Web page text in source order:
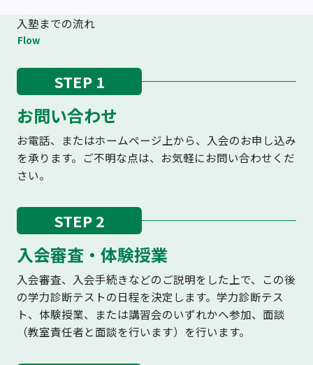
入塾までの流れ
Flow
STEP 1
お問い合わせ
お電話、またはホームページ上から、入会のお申し込み
を承ります。ご不明な点は、お気軽にお問い合わせくだ
さい。
STEP 2
入会審査・体験授業
入会審査、入会手続きなどのご説明をした上で、この後
の学力診断テストの日程を決定します。学力診断テス
ト、体験授業、または講習会のいずれかへ参加、面談
（教室責任者と面談を行います）を行います。